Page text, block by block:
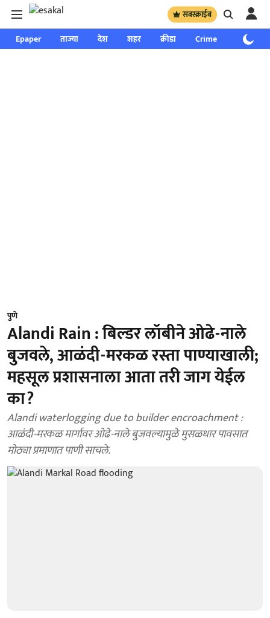
सबस्क्राईब
Epaper ताज्या देश शहर क्रीडा Crime साप्ताहिक
पुणे
Alandi Rain : बिल्डर लॉबीने ओढे-नाले
बुजवले, आळंदी-मरकळ रस्ता पाण्याखाली;
महसूल प्रशासनाला आता तरी जाग येईल
का?
Alandi waterlogging due to builder encroachment :
आळंदी-मरकळ मार्गावर ओढे-नाले बुजवल्यामुळे मुसळधार पावसात
मोठ्या प्रमाणात पाणी साचले.